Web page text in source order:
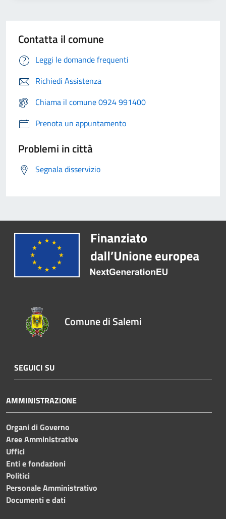
Contatta il comune
Leggi le domande frequenti
Richiedi Assistenza
Chiama il comune 0924 991400
Prenota un appuntamento
Problemi in città
Segnala disservizio
Comune di Salemi
SEGUICI SU
AMMINISTRAZIONE
Organi di Governo
Aree Amministrative
Uffici
Enti e fondazioni
Politici
Personale Amministrativo
Documenti e dati